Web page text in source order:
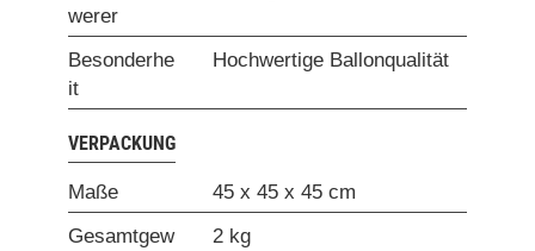
werer
Besonderhe
it
Hochwertige Ballonqualität
VERPACKUNG
Maße
45 x 45 x 45 cm
Gesamtgew
2 kg